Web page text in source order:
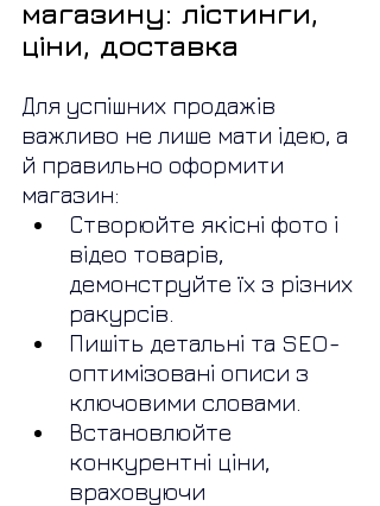
магазину: лістинги,
ціни, доставка
Для успішних продажів
важливо не лише мати ідею, а
й правильно оформити
магазин:
Створюйте якісні фото і
відео товарів,
демонструйте їх з різних
ракурсів.
Пишіть детальні та SEO-
оптимізовані описи з
ключовими словами.
Встановлюйте
конкурентні ціни,
враховуючи